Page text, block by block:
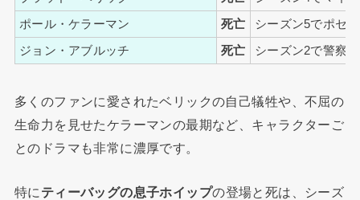
ポール・ケラーマン 死亡 シーズン5でポセ
ジョン・アブルッチ 死亡 シーズン2で警察
多くのファンに愛されたベリックの自己犠牲や、不屈の
生命力を見せたケラーマンの最期など、キャラクターご
とのドラマも非常に濃厚です。
特に ティーバッグの息子ホイップの登場と死は、シーズ